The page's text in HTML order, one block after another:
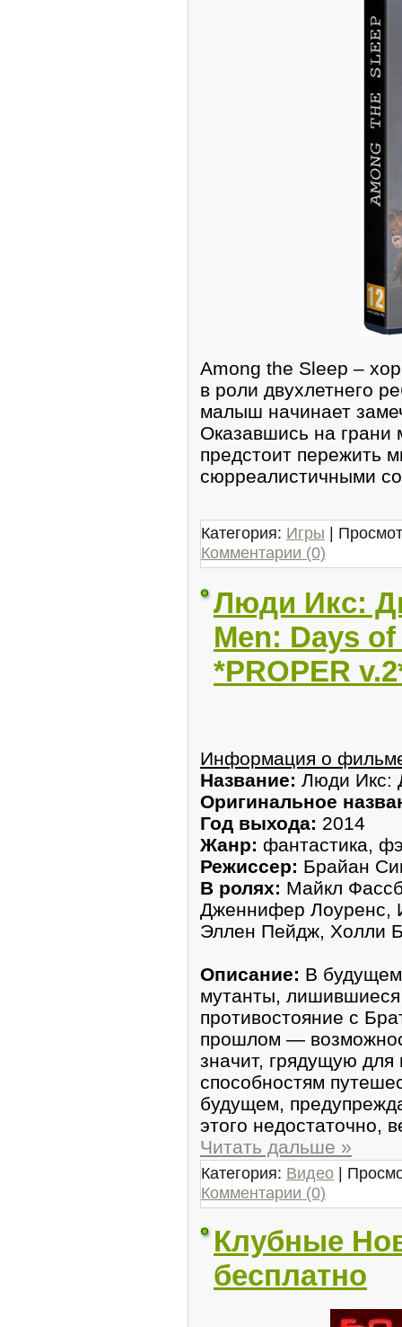
Аmong the Sleep –
в роли двухлетнего
малыш начинает
Оказавшись на
предстоит пережить
сюрреалистичными
Категория: Игры |
Комментарии (0)
Люди Икс:
Men: Days
*PROPER
Информация о
Название: Люди Икс:
Оригинальное
Год выхода: 2014
Жанр: фантастика,
Режиссер: Брайан
В ролях: Майкл
Дженнифер Лоуренс,
Эллен Пейдж, Холли
Описание: В
мутанты,
противостояние с
прошлом —
значит, грядущую
способностям
будущем,
этого недостаточно,
Читать дальше »
Категория: Видео |
Комментарии (0)
Клубные
бесплатно